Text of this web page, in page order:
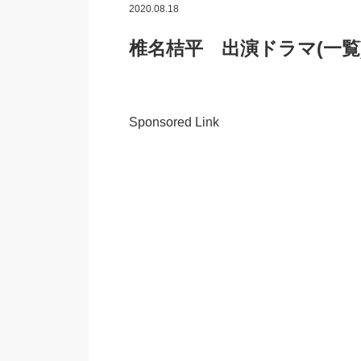
2020.08.18
椎名桔平 出演ドラマ(一
Sponsored Link